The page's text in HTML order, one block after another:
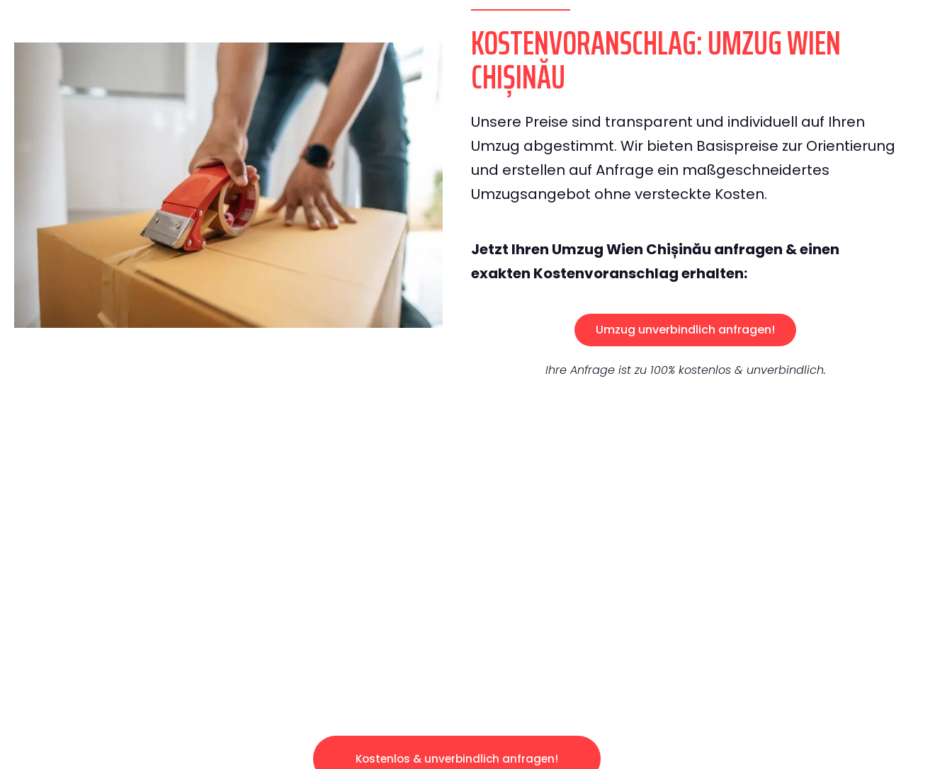
KOSTENVORANSCHLAG: UMZUG WIEN
CHIȘINĂU
Unsere Preise sind transparent und individuell auf Ihren
Umzug abgestimmt. Wir bieten Basispreise zur Orientierung
und erstellen auf Anfrage ein maßgeschneidertes
Umzugsangebot ohne versteckte Kosten.
Jetzt Ihren Umzug Wien Chișinău anfragen & einen
exakten Kostenvoranschlag erhalten:
Umzug unverbindlich anfragen!
Ihre Anfrage ist zu 100% kostenlos & unverbindlich.
Kostenlos & unverbindlich anfragen!